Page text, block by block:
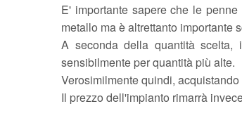
E' importante sapere che le
metallo ma è altrettanto importante
A seconda della quantità scelta,
sensibilmente per quantità più alte.
Verosimilmente quindi,
Il prezzo dell'impianto rimarrà